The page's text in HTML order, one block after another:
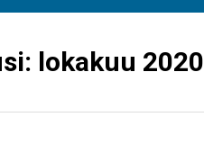
lokakuu 2020